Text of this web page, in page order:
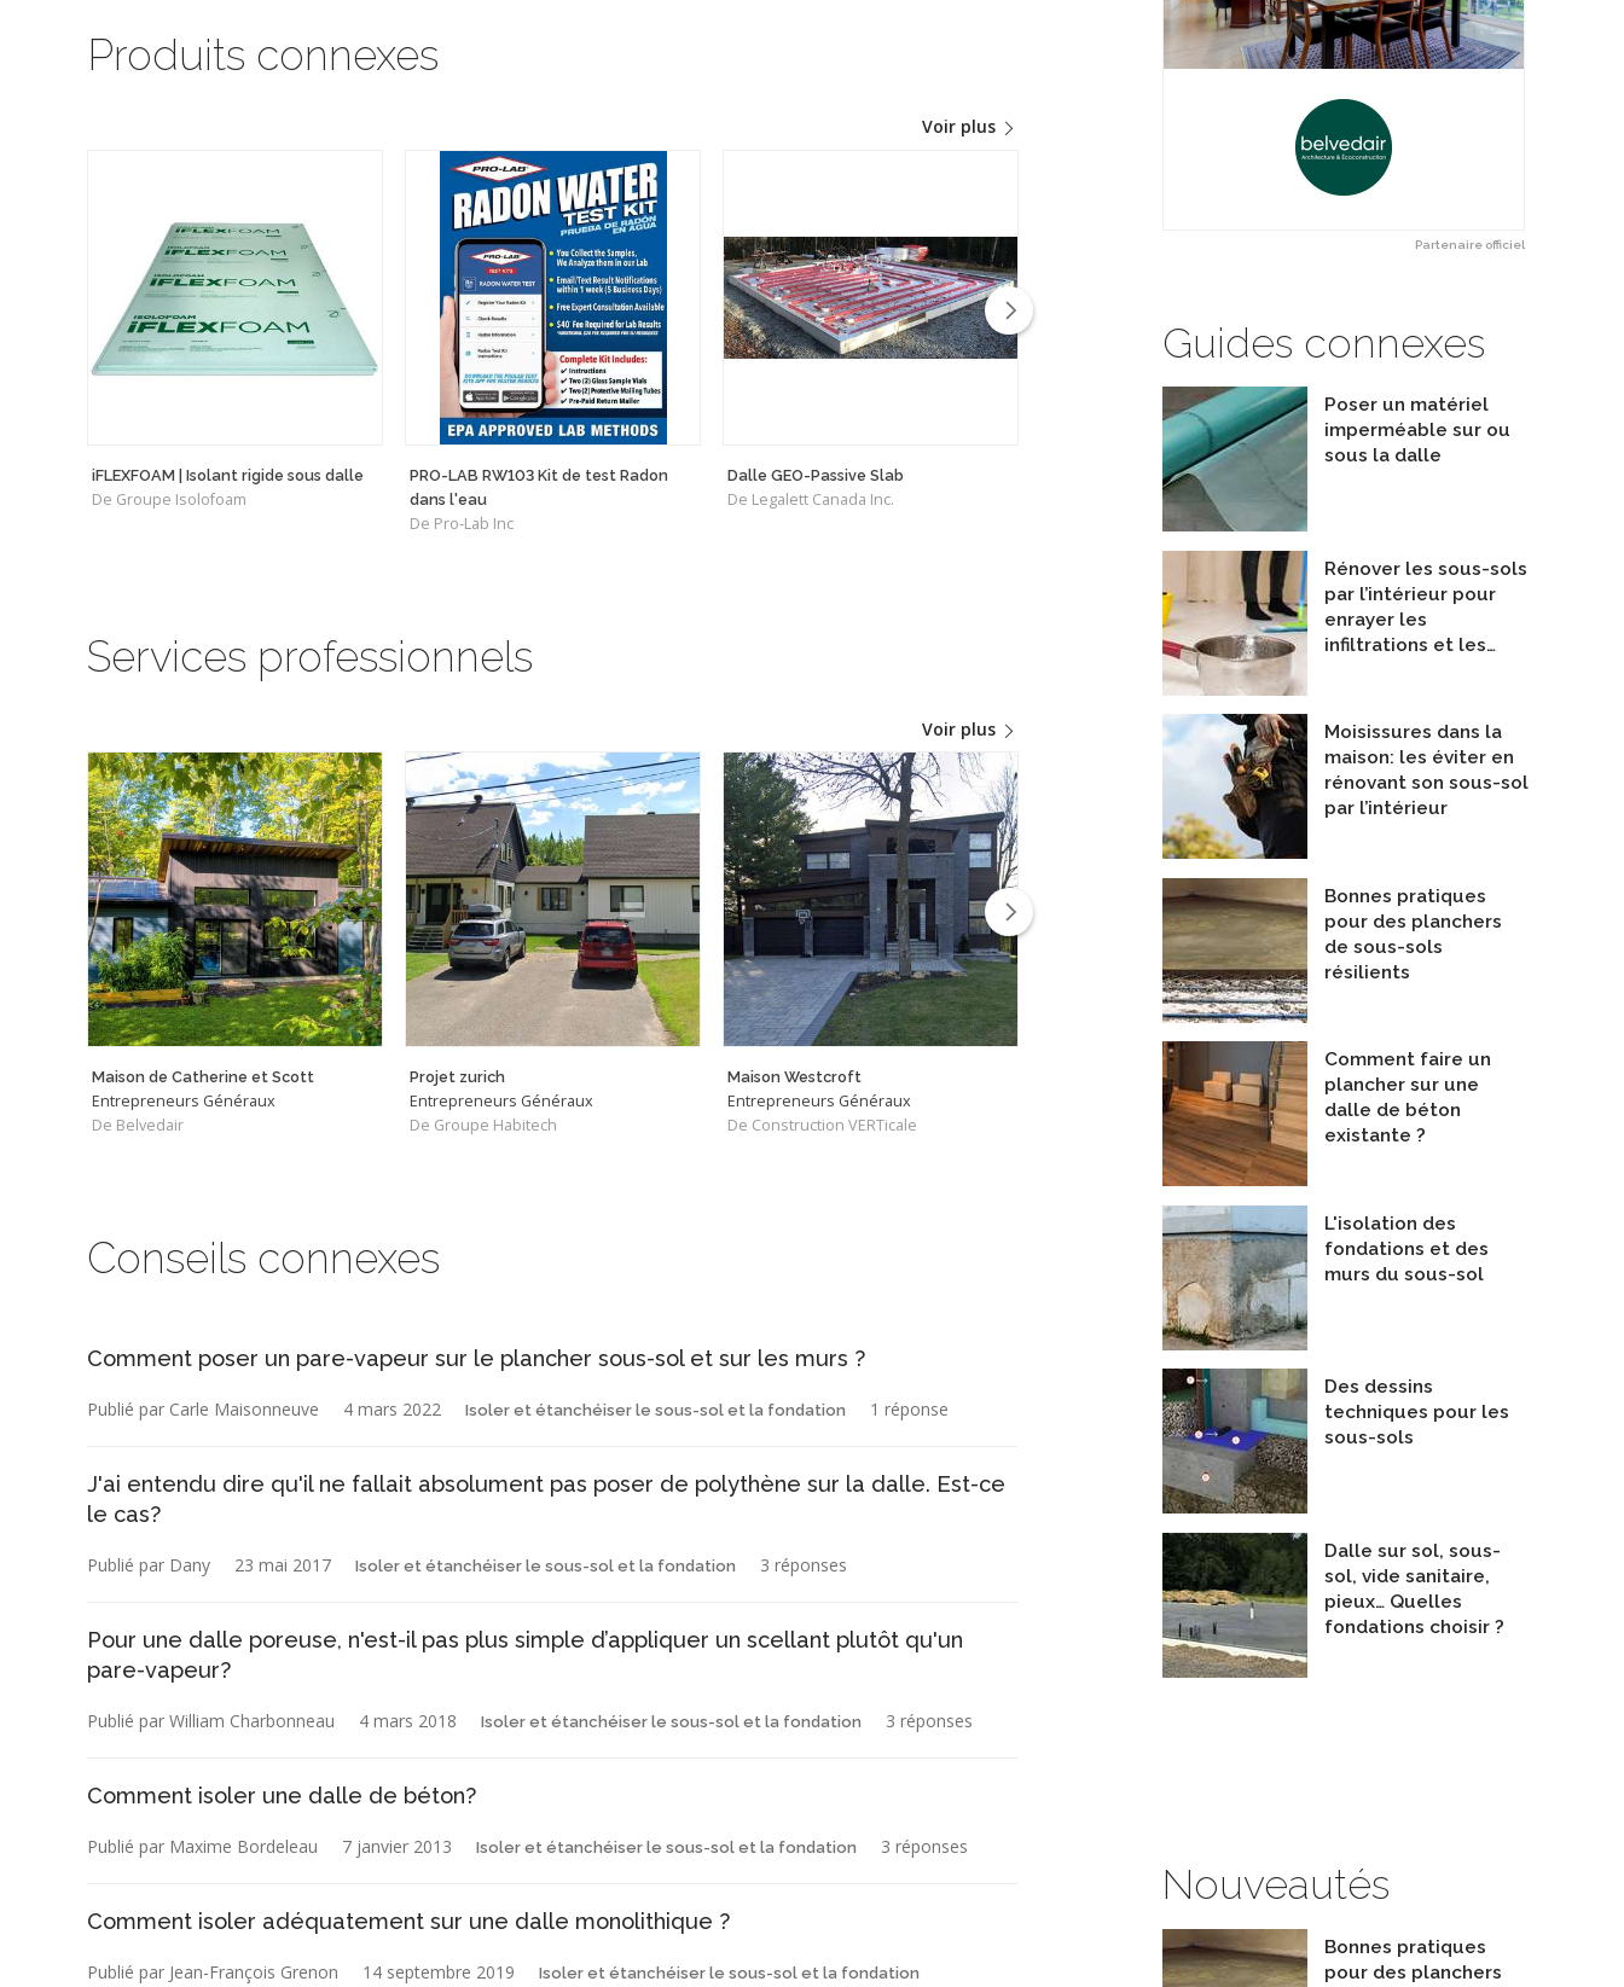
Partenaire officiel
Guides connexes
Poser un matériel
imperméable sur ou
sous la dalle
Rénover les sous-sols
par l’intérieur pour
enrayer les
infiltrations et les…
Moisissures dans la
maison: les éviter en
rénovant son sous-sol
par l’intérieur
Bonnes pratiques
pour des planchers
de sous-sols
résilients
Comment faire un
plancher sur une
dalle de béton
existante ?
L'isolation des
fondations et des
murs du sous-sol
Des dessins
techniques pour les
sous-sols
Dalle sur sol, sous-
sol, vide sanitaire,
pieux… Quelles
fondations choisir ?
Nouveautés
Bonnes pratiques
pour des planchers
Produits connexes
Voir plus
iFLEXFOAM | Isolant rigide sous dalle
De Groupe Isolofoam
PRO-LAB RW103 Kit de test Radon
dans l'eau
De Pro-Lab Inc
Dalle GEO-Passive Slab
De Legalett Canada Inc. De Rotho Blaas Canada
Services professionnels
Voir plus
Maison de Catherine et Scott
Entrepreneurs Généraux
De Belvedair
Projet zurich
Entrepreneurs Généraux
De Groupe Habitech
Maison Westcroft
Entrepreneurs Généraux
De Construction VERTicale
Entrepreneurs Généraux
De Align West Homes
Exemple2
De Atelier Hemlock inc.
Conseils connexes
Comment poser un pare-vapeur sur le plancher sous-sol et sur les murs ?
Publié par Carle Maisonneuve 4 mars 2022 Isoler et étanchéiser le sous-sol et la fondation 1 réponse
J'ai entendu dire qu'il ne fallait absolument pas poser de polythène sur la dalle. Est-ce
le cas?
Publié par Dany 23 mai 2017 Isoler et étanchéiser le sous-sol et la fondation 3 réponses
Pour une dalle poreuse, n'est-il pas plus simple d’appliquer un scellant plutôt qu'un
pare-vapeur?
Publié par William Charbonneau 4 mars 2018 Isoler et étanchéiser le sous-sol et la fondation 3 réponses
Comment isoler une dalle de béton?
Publié par Maxime Bordeleau 7 janvier 2013 Isoler et étanchéiser le sous-sol et la fondation 3 réponses
Comment isoler adéquatement sur une dalle monolithique ?
Publié par Jean-François Grenon 14 septembre 2019 Isoler et étanchéiser le sous-sol et la fondation